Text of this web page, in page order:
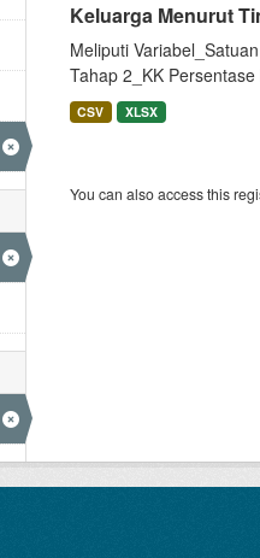
Keluarga Menurut
Meliputi
Tahap 2_KK
CSV XLSX
You can also access this